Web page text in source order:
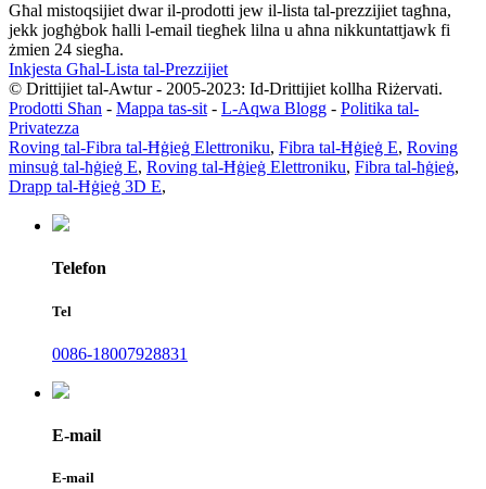
Għal mistoqsijiet dwar il-prodotti jew il-lista tal-prezzijiet tagħna,
jekk jogħġbok ħalli l-email tiegħek lilna u aħna nikkuntattjawk fi
żmien 24 siegħa.
Inkjesta Għal-Lista tal-Prezzijiet
© Drittijiet tal-Awtur - 2005-2023: Id-Drittijiet kollha Riżervati.
Prodotti Sħan - Mappa tas-sit - L-Aqwa Blogg - Politika tal-
Privatezza
Roving tal-Fibra tal-Ħġieġ Elettroniku, Fibra tal-Ħġieġ E, Roving
minsuġ tal-ħġieġ E, Roving tal-Ħġieġ Elettroniku, Fibra tal-ħġieġ,
Drapp tal-Ħġieġ 3D E,
Telefon
Tel
0086-18007928831
E-mail
E-mail